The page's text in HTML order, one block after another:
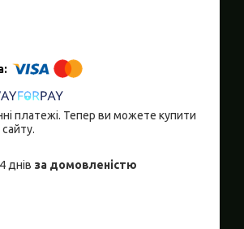
платежі. Тепер ви можете купити
днів за домовленістю